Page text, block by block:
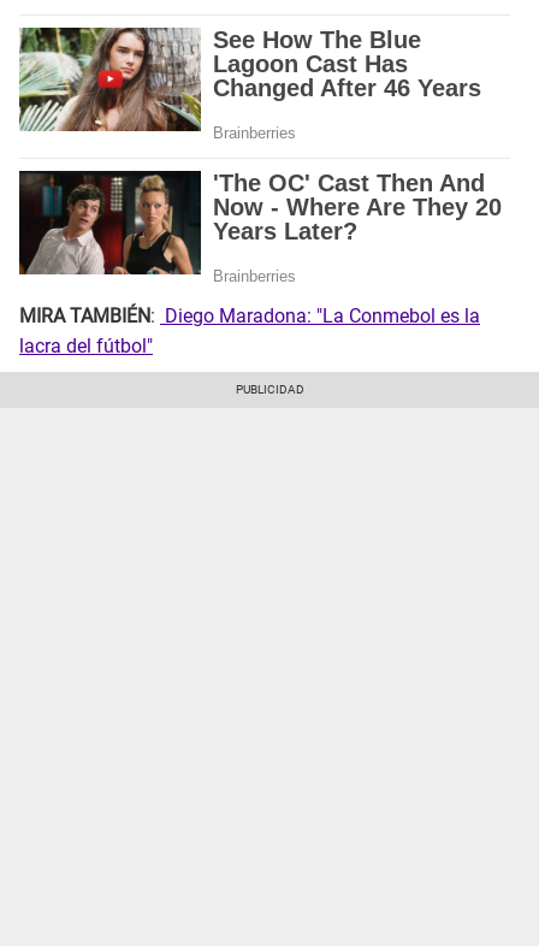
MIRA TAMBIÉN: Diego Maradona: "La Conmebol es la
lacra del fútbol"